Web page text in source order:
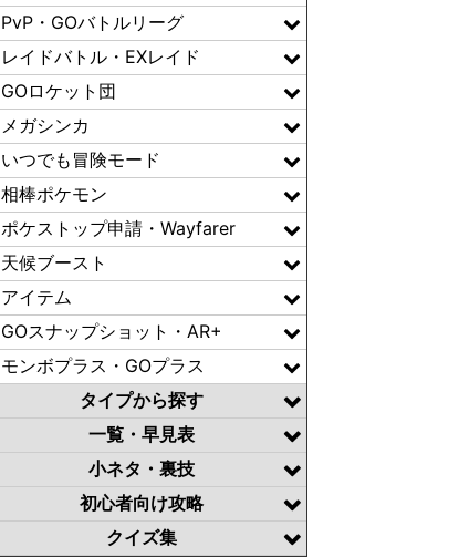
PvP・GOバトルリーグ
レイドバトル・EXレイド
GOロケット団
メガシンカ
いつでも冒険モード
相棒ポケモン
ポケストップ申請・Wayfarer
天候ブースト
アイテム
GOスナップショット・AR+
モンボプラス・GOプラス
タイプから探す
一覧・早見表
小ネタ・裏技
初心者向け攻略
クイズ集